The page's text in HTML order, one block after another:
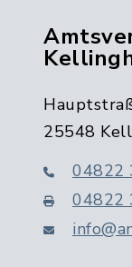
25548
04822
04822